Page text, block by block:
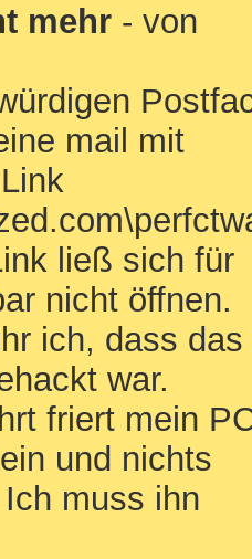
mehr - von
mail mit
ließ sich für
nicht öffnen.
ich, dass das
war.
friert mein
und nichts
muss ihn